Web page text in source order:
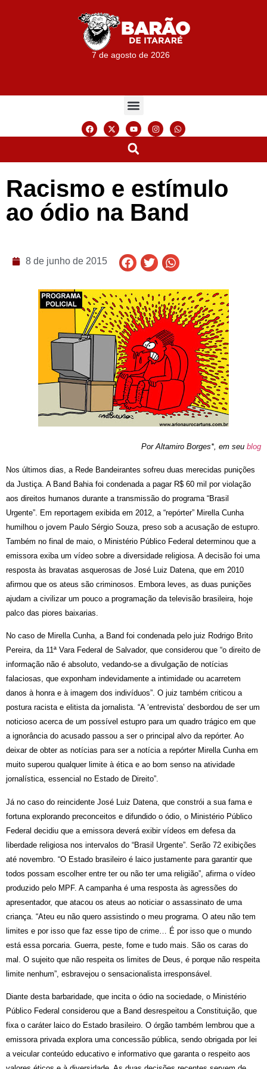
7 de agosto de 2026
Racismo e estímulo
ao ódio na Band
8 de junho de 2015
Por Altamiro Borges*, em seu blog
Nos últimos dias, a Rede Bandeirantes sofreu duas merecidas punições
da Justiça. A Band Bahia foi condenada a pagar R$ 60 mil por violação
aos direitos humanos durante a transmissão do programa “Brasil
Urgente”. Em reportagem exibida em 2012, a “repórter” Mirella Cunha
humilhou o jovem Paulo Sérgio Souza, preso sob a acusação de estupro.
Também no final de maio, o Ministério Público Federal determinou que a
emissora exiba um vídeo sobre a diversidade religiosa. A decisão foi uma
resposta às bravatas asquerosas de José Luiz Datena, que em 2010
afirmou que os ateus são criminosos. Embora leves, as duas punições
ajudam a civilizar um pouco a programação da televisão brasileira, hoje
palco das piores baixarias.
No caso de Mirella Cunha, a Band foi condenada pelo juiz Rodrigo Brito
Pereira, da 11ª Vara Federal de Salvador, que considerou que “o direito de
informação não é absoluto, vedando-se a divulgação de notícias
falaciosas, que exponham indevidamente a intimidade ou acarretem
danos à honra e à imagem dos indivíduos”. O juiz também criticou a
postura racista e elitista da jornalista. “A ‘entrevista’ desbordou de ser um
noticioso acerca de um possível estupro para um quadro trágico em que
a ignorância do acusado passou a ser o principal alvo da repórter. Ao
deixar de obter as notícias para ser a notícia a repórter Mirella Cunha em
muito superou qualquer limite à ética e ao bom senso na atividade
jornalística, essencial no Estado de Direito”.
Já no caso do reincidente José Luiz Datena, que constrói a sua fama e
fortuna explorando preconceitos e difundido o ódio, o Ministério Público
Federal decidiu que a emissora deverá exibir vídeos em defesa da
liberdade religiosa nos intervalos do “Brasil Urgente”. Serão 72 exibições
até novembro. “O Estado brasileiro é laico justamente para garantir que
todos possam escolher entre ter ou não ter uma religião”, afirma o vídeo
produzido pelo MPF. A campanha é uma resposta às agressões do
apresentador, que atacou os ateus ao noticiar o assassinato de uma
criança. “Ateu eu não quero assistindo o meu programa. O ateu não tem
limites e por isso que faz esse tipo de crime… É por isso que o mundo
está essa porcaria. Guerra, peste, fome e tudo mais. São os caras do
mal. O sujeito que não respeita os limites de Deus, é porque não respeita
limite nenhum”, esbravejou o sensacionalista irresponsável.
Diante desta barbaridade, que incita o ódio na sociedade, o Ministério
Público Federal considerou que a Band desrespeitou a Constituição, que
fixa o caráter laico do Estado brasileiro. O órgão também lembrou que a
emissora privada explora uma concessão pública, sendo obrigada por lei
a veicular conteúdo educativo e informativo que garanta o respeito aos